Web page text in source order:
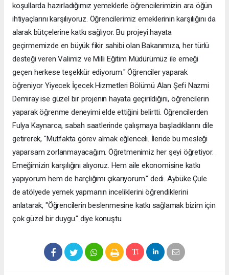
koşullarda hazırladığımız yemeklerle öğrencilerimizin ara öğün
ihtiyaçlarını karşılıyoruz. Öğrencilerimiz emeklerinin karşılığını da
alarak bütçelerine katkı sağlıyor. Bu projeyi hayata
geçirmemizde en büyük fikir sahibi olan Bakanımıza, her türlü
desteği veren Valimiz ve Milli Eğitim Müdürümüz ile emeği
geçen herkese teşekkür ediyorum." Öğrenciler yaparak
öğreniyor Yiyecek İçecek Hizmetleri Bölümü Alan Şefi Nazmi
Demiray ise güzel bir projenin hayata geçirildiğini, öğrencilerin
yaparak öğrenme deneyimi elde ettiğini belirtti. Öğrencilerden
Fulya Kaynarca, sabah saatlerinde çalışmaya başladıklarını dile
getirerek, "Mutfakta görev almak eğlenceli. İleride bu mesleği
yaparsam zorlanmayacağım. Öğretmenimiz her şeyi öğretiyor.
Emeğimizin karşılığını alıyoruz. Hem aile ekonomisine katkı
yapıyorum hem de harçlığımı çıkarıyorum." dedi. Aybüke Çule
de atölyede yemek yapmanın inceliklerini öğrendiklerini
anlatarak, "Öğrencilerin beslenmesine katkı sağlamak bizim için
çok güzel bir duygu." diye konuştu.